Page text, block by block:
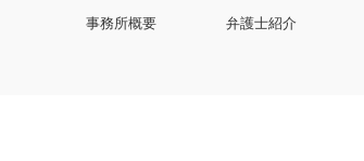
事務所概要 弁護士紹介